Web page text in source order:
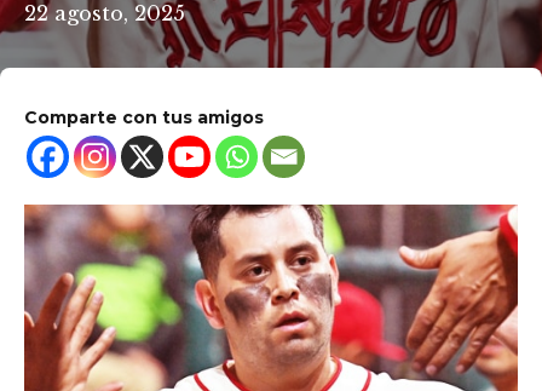
22 agosto, 2025
Comparte con tus amigos